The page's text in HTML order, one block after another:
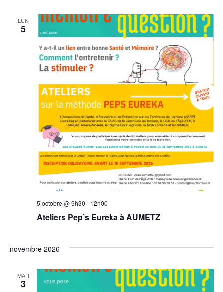
LUN
5
Ateliers Pep’s Eureka à AUMETZ
5 octobre @ 9h30 - 12h00
novembre 2026
MAR
3